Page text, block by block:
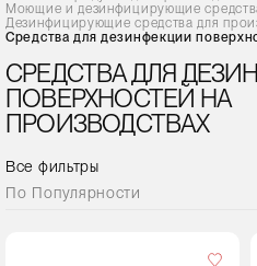
Моющие и дезинфицирующие
Дезинфицирующие средства для
Средства для дезинфекции
СРЕДСТВА ДЛЯ
ПОВЕРХНОСТЕЙ НА
ПРОИЗВОДСТВАХ
Все фильтры
По Популярности